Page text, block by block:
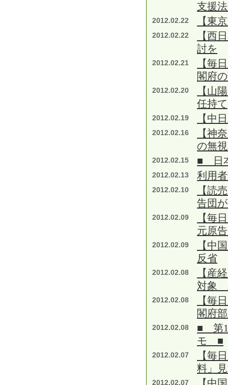
支援
2012.02.22 【東
2012.02.22
【西
討を
2012.02.21
【毎
閣府
2012.02.20
【山
任持て
2012.02.19 【中
2012.02.16
【神
の無
2012.02.15 ■ 日
2012.02.13 利用
2012.02.10
【読
告団
2012.02.09
【毎
元原
2012.02.09
【中
反省
2012.02.08
【産
対象
2012.02.08
【毎
閣府
2012.02.08
■ 第
モ ■
2012.02.07
【毎
料」
2012.02.07